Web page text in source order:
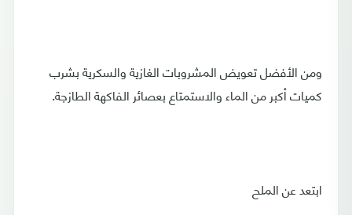
ومن الأفضل تعويض المشروبات الغازية والسكرية بشرب
كميات أكبر من الماء والاستمتاع بعصائر الفاكهة الطازجة.
ابتعد عن الملح